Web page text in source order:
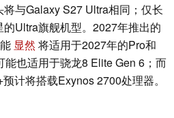
与Galaxy S27 Ultra相同；仅长
Ultra旗舰机型。2027年推出的
显然 将适用于2027年的Pro和
也适用于骁龙8 Elite Gen 6；而
计将搭载Exynos 2700处理器。